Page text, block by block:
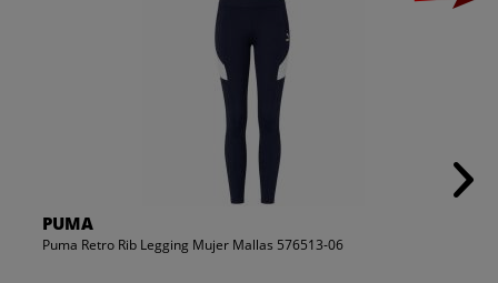
PUMA
Puma Retro Rib Legging Mujer Mallas 576513-06